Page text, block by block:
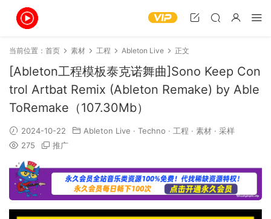
当前位置： 首页 素材 工程 Ableton Live 正文
[Ableton工程模板泰克诺舞曲]Sono Keep Con
trol Artbat Remix (Ableton Remake) by Able
ToRemake（107.30Mb）
2024-10-22 Ableton Live · Techno · 工程 · 素材 · 采样
275
推广